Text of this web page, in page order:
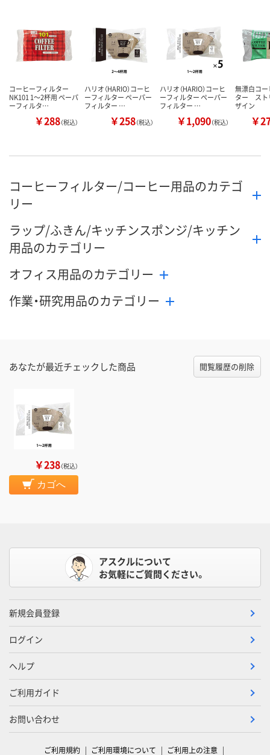
コーヒーフィルター
NK101 1～2杯用 ペーパ
ーフィルタ…
￥288（税込）
ハリオ（HARIO）コーヒ
ーフィルター ペーパー
フィルター …
￥258（税込）
ハリオ（HARIO）コーヒ
ーフィルター ペーパー
フィルター …
￥1,090（税込）
無漂白コ
ター スト
ザイン
￥
コーヒーフィルター/コーヒー用品のカテゴ
リー
ラップ/ふきん/キッチンスポンジ/キッチン
用品のカテゴリー
オフィス用品のカテゴリー
作業・研究用品のカテゴリー
あなたが最近チェックした商品 閲覧履歴の削除
￥238（税込）
カゴへ
アスクルについて
お気軽にご質問ください。
新規会員登録
ログイン
ヘルプ
ご利用ガイド
お問い合わせ
ご利用規約 ご利用環境について ご利用上の注意